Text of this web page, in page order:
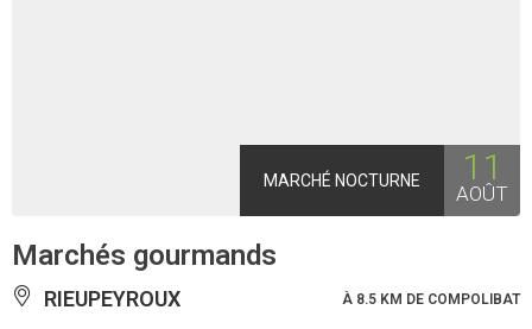
MARCHÉ NOCTURNE 11
AOÛT
Marchés gourmands
RIEUPEYROUX À 8.5 KM DE COMPOLIBAT